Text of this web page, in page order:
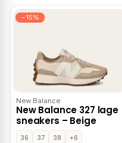
−15%
New Balance
New Balance 327 lage
sneakers – Beige
36 37 38
+6